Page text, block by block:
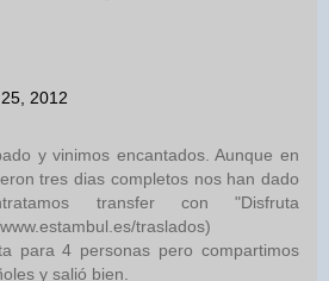
2012
y vinimos encantados. Aunque en
tres dias completos nos han dado
transfer con "Disfruta
traslados)
para 4 personas pero compartimos
y salió bien.